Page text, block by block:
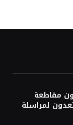
مقاطعة
ويستعدون لمراسلة